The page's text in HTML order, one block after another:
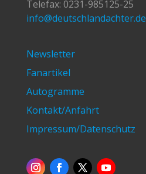
Telefax: 0231-985125-25
info@deutschlandachter.de
Newsletter
Fanartikel
Autogramme
Kontakt/Anfahrt
Impressum/Datenschutz